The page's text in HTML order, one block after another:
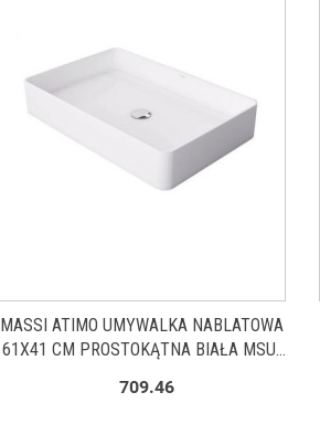
MASSI ATIMO UMYWALKA NABLATOWA
61X41 CM PROSTOKĄTNA BIAŁA MSU-
709.46